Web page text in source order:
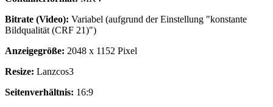
Bitrate (Video): Variabel (aufgrund der Einstellung "konstante
Bildqualität (CRF 21)")
Anzeigegröße: 2048 x 1152 Pixel
Resize: Lanzcos3
Seitenverhältnis: 16:9